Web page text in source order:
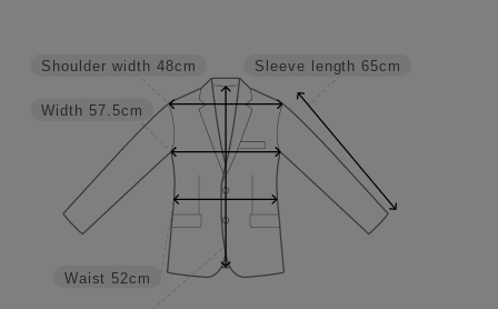
Sleeve length 65cm
Waist 52cm
Width 57.5cm
Shoulder width 48cm